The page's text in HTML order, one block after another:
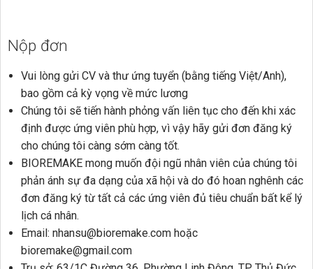
Nộp đơn
Vui lòng gửi CV và thư ứng tuyển (bằng tiếng Việt/Anh),
bao gồm cả kỳ vọng về mức lương
Chúng tôi sẽ tiến hành phỏng vấn liên tục cho đến khi xác
định được ứng viên phù hợp, vì vậy hãy gửi đơn đăng ký
cho chúng tôi càng sớm càng tốt.
BIOREMAKE mong muốn đội ngũ nhân viên của chúng tôi
phản ánh sự đa dạng của xã hội và do đó hoan nghênh các
đơn đăng ký từ tất cả các ứng viên đủ tiêu chuẩn bất kể lý
lịch cá nhân.
Email: nhansu@bioremake.com hoặc
bioremake@gmail.com